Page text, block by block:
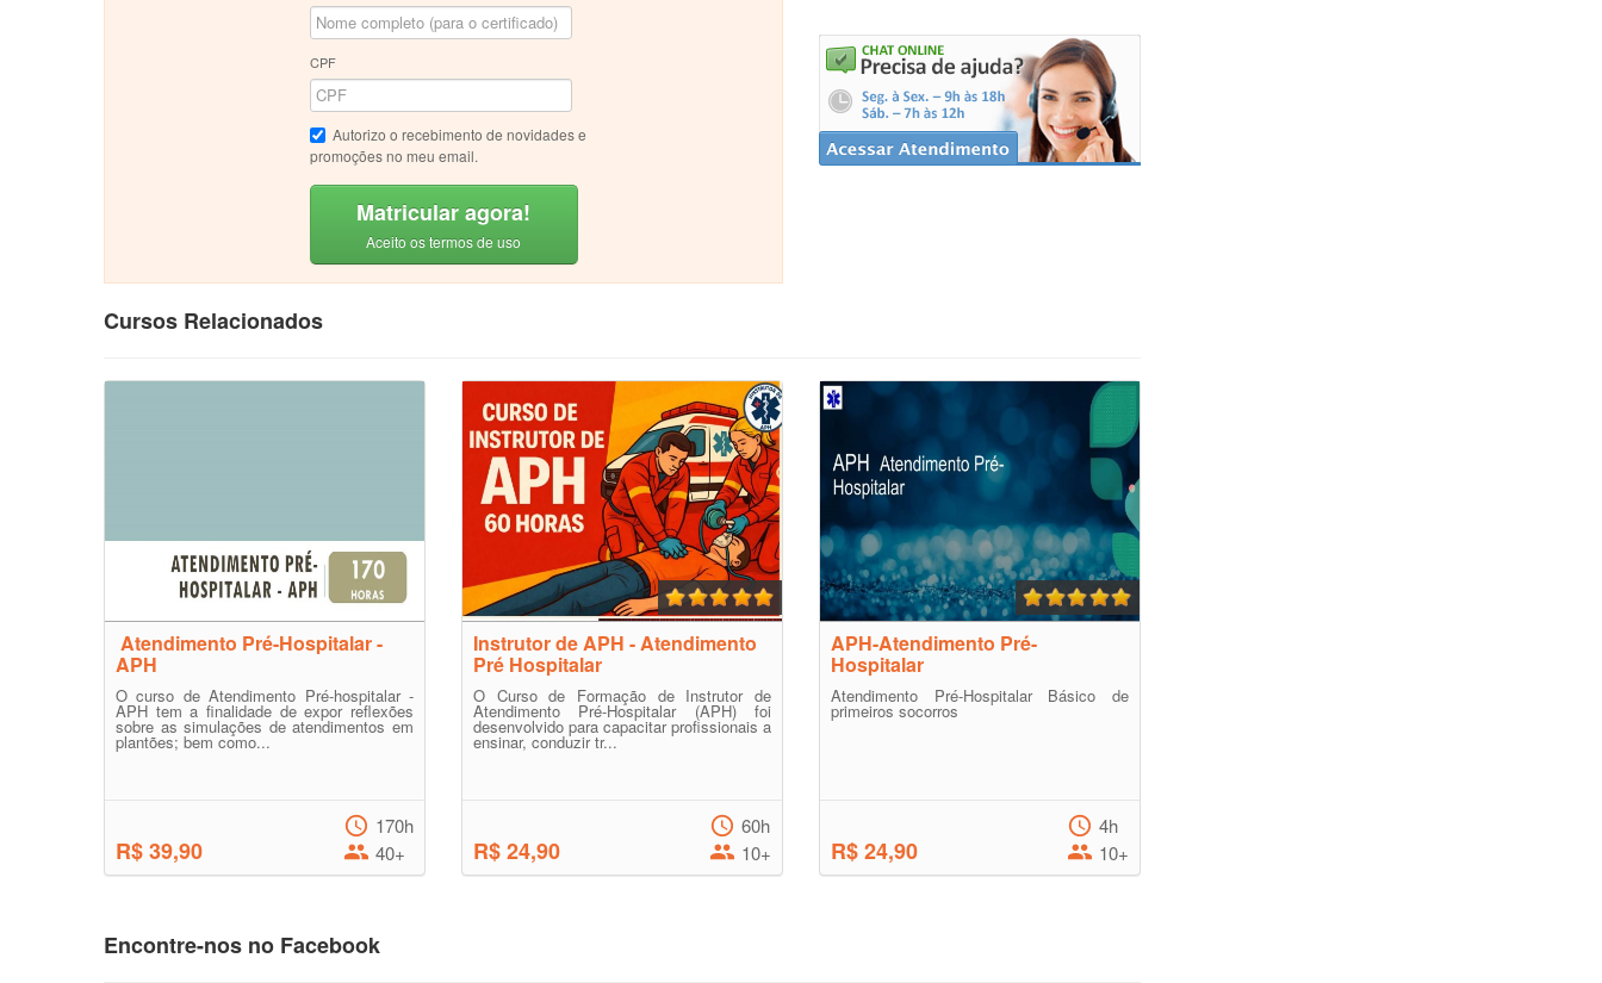
CPF
Autorizo o recebimento de novidades e
promoções no meu email.
Matricular agora!
Aceito os termos de uso
Cursos Relacionados
Atendimento Pré-Hospitalar -
APH
O curso de Atendimento Pré-hospitalar -
APH tem a finalidade de expor reflexões
sobre as simulações de atendimentos em
plantões; bem como...
R$ 39,90
170h
40+
Instrutor de APH - Atendimento
Pré Hospitalar
O Curso de Formação de Instrutor de
Atendimento Pré-Hospitalar (APH) foi
desenvolvido para capacitar profissionais a
ensinar, conduzir tr...
R$ 24,90
60h
10+
APH-Atendimento Pré-
Hospitalar
Atendimento Pré-Hospitalar Básico de
primeiros socorros
R$ 24,90
4h
10+
Encontre-nos no Facebook